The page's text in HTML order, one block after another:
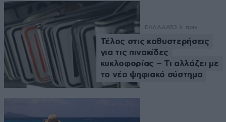
ΕΛΛΑΔΑ53 λ. πριν
Τέλος στις καθυστερήσεις
για τις πινακίδες
κυκλοφορίας – Τι αλλάζει με
το νέο ψηφιακό σύστημα